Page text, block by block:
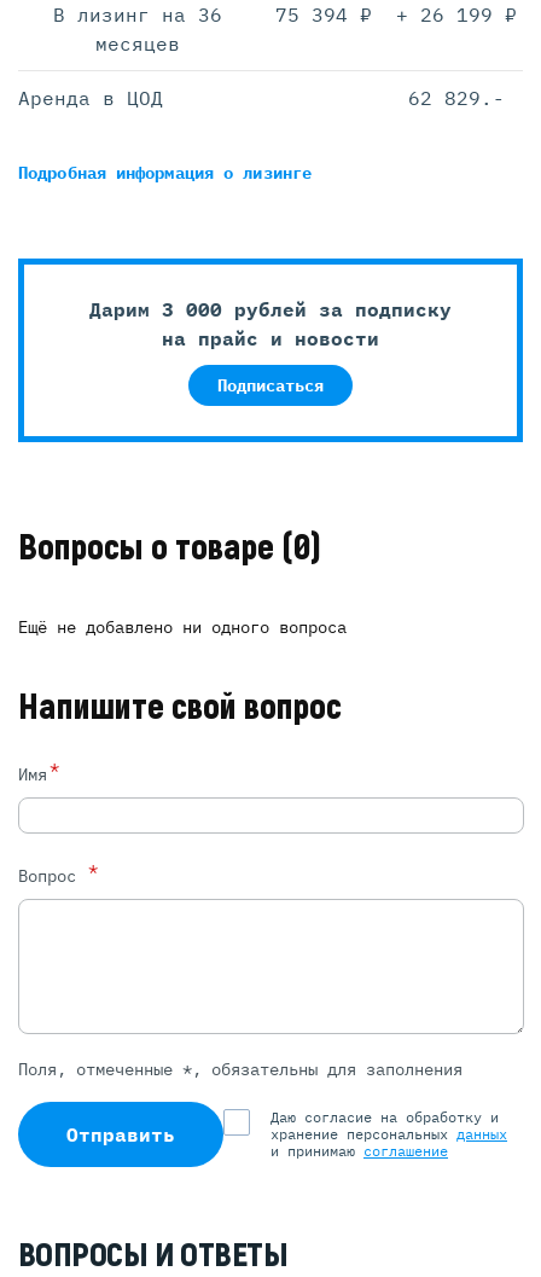
В лизинг на 36
месяцев
75 394 ₽ + 26 199 ₽
Аренда в ЦОД 62 829.-
Подробная информацияо лизинге
Дарим 3 000 рублей за подписку
на прайс и новости
Подписаться
Вопросы о товаре (0)
Ещё не добавлено ни одного вопроса
Напишите свой вопрос
Имя*
Вопрос *
Поля, отмеченные *, обязательны для заполнения
Отправить
Даю согласие на обработку и
хранение персональных данных
и принимаю соглашение
ВОПРОСЫ И ОТВЕТЫ